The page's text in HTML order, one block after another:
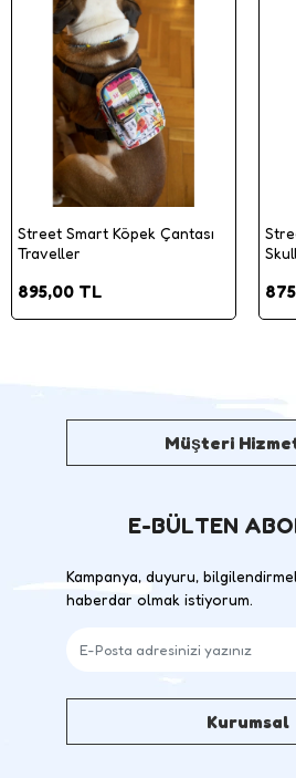
Street Smart Köpek Çantası
Traveller
895,00 TL
Müşteri
E-BÜLTEN
Kampanya, duyuru,
haberdar olmak istiyorum.
Kurumsal